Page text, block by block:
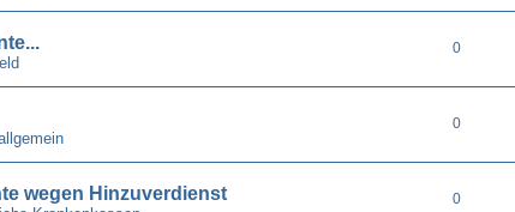
0
0
wegen Hinzuverdienst 0